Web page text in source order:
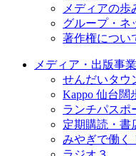
メディアの歩
グループ・ネ
著作権につい
メディア・出版事業
せんだいタウ
Kappo 仙台闊
ランチパスポ
定期購読・書
みやぎで働く